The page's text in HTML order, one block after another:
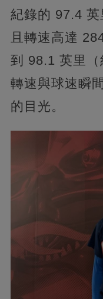
紀錄的 97.4 英
且轉速高達
到 98.1 英里
轉速與球速瞬
的目光。